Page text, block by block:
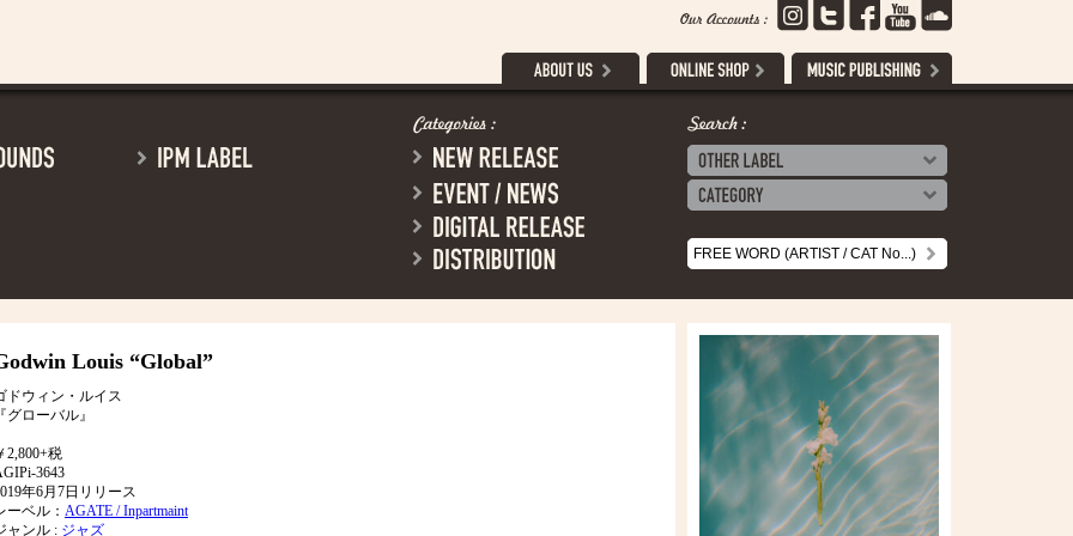
Louis “Global”
ドウィン・ルイス
グローバル』
2,800+税
3643
年6月7日リリース
ーベル： AGATE / Inpartmaint
ャンル : ジャズ